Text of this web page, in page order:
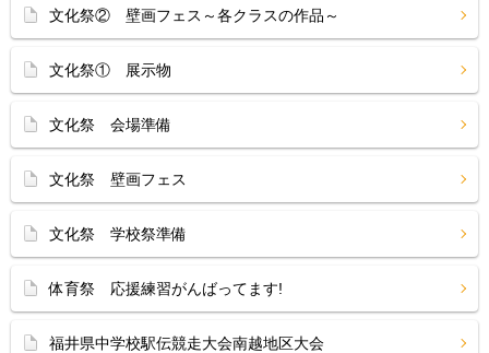
文化祭② 壁画フェス～各クラスの作品～
文化祭① 展示物
文化祭 会場準備
文化祭 壁画フェス
文化祭 学校祭準備
体育祭 応援練習がんばってます!
福井県中学校駅伝競走大会南越地区大会